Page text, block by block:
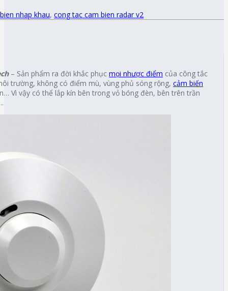
nhap khau, cong tac cam bien radar v2
– Sản phẩm ra đời khắc phục mọi nhược điểm của công tắc
trường, không có điểm mù, vùng phủ sóng rộng, cảm biến
Vì vậy có thể lắp kín bên trong vỏ bóng đèn, bên trên trần